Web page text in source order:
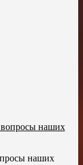
наших
наших